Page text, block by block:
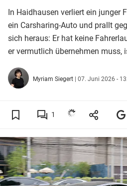
In Haidhausen verliert ein junger
ein Carsharing-Auto und prallt
sich heraus: Er hat keine
er vermutlich übernehmen muss,
Myriam Siegert | 07. Juni 2026 -
1